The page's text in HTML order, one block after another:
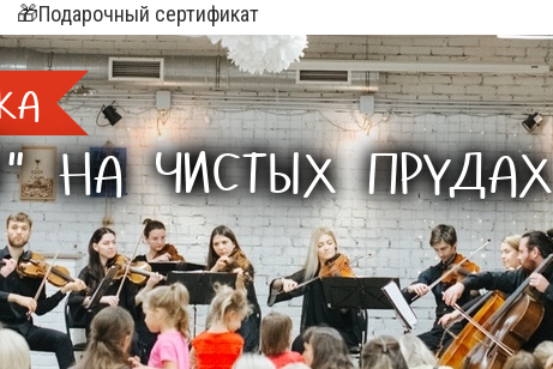
🎁Подарочный сертификат
НА ЧИСТЫХ ПРУДАХ